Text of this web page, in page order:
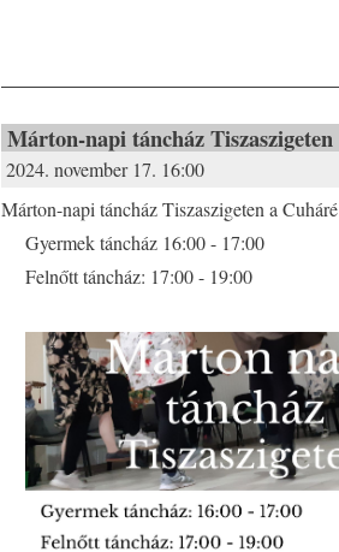
Márton-napi táncház Tiszaszigeten
2024. november 17. 16:00
Márton-napi táncház Tiszaszigeten a
Gyermek táncház 16:00 - 17:00
Felnőtt táncház: 17:00 - 19:00